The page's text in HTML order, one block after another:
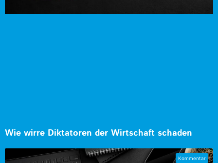
Wie wirre Diktatoren der Wirtschaft schaden